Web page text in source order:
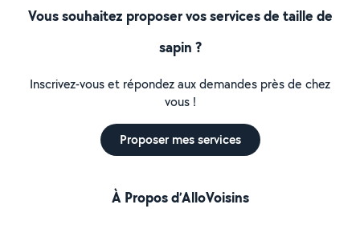
Vous souhaitez proposer vos services de taille de
sapin ?
Inscrivez-vous et répondez aux demandes près de chez
vous !
Proposer mes services
À Propos d’AlloVoisins